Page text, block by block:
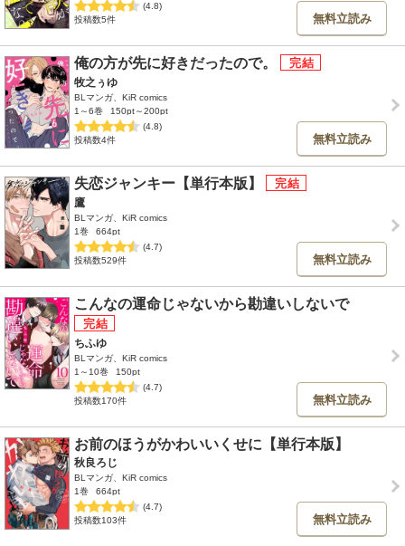
(4.8)
投稿数5件
無料立読み
俺の方が先に好きだったので。
牧之ぅゆ
BLマンガ、KiR comics
1～6巻
150pt～200pt
(4.8)
投稿数4件
無料立読み
失恋ジャンキー【単行本版】
鷹
BLマンガ、KiR comics
1巻
664pt
(4.7)
投稿数529件
無料立読み
こんなの運命じゃないから勘違いしないで
ちふゆ
BLマンガ、KiR comics
1～10巻
150pt
(4.7)
投稿数170件
無料立読み
お前のほうがかわいいくせに【単行本版】
秋良ろじ
BLマンガ、KiR comics
1巻
664pt
(4.7)
投稿数103件
無料立読み